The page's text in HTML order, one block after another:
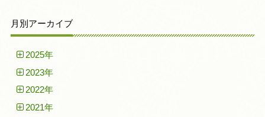
月別アーカイブ
2025年
2023年
2022年
2021年